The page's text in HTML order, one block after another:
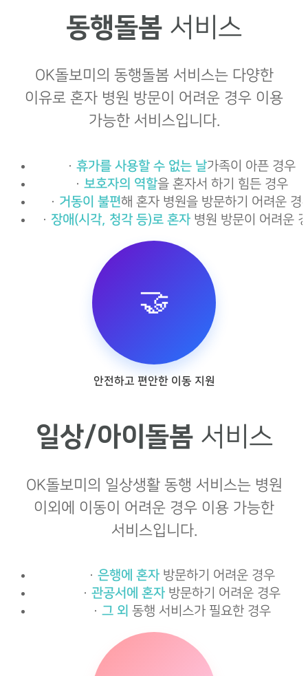
🤝
안전하고 편안한 이동 지원
동행돌봄 서비스
OK돌보미의 동행돌봄 서비스는 다양한
이유로 혼자 병원 방문이 어려운 경우 이용
가능한 서비스입니다.
· 휴가를 사용할 수 없는 날가족이 아픈 경우
· 보호자의 역할을 혼자서 하기 힘든 경우
· 거동이 불편해 혼자 병원을 방문하기 어려운 경
· 장애(시각, 청각 등)로 혼자 병원 방문이 어려운
일상/아이돌봄서비스
OK돌보미의 일상생활 동행 서비스는 병원
이외에 이동이 어려운 경우 이용 가능한
서비스입니다.
· 은행에 혼자방문하기 어려운 경우
· 관공서에 혼자 방문하기 어려운 경우
· 그 외 동행 서비스가 필요한 경우